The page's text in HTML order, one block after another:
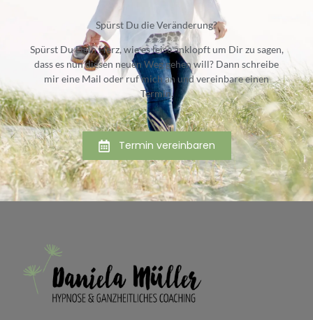
Spürst Du die Veränderung?
Spürst Du Dein Herz, wie es leise anklopft um Dir zu sagen,
dass es nun diesen neuen Weg gehen will? Dann schreibe
mir eine Mail oder ruf mich an und vereinbare einen
Termin.
Termin vereinbaren